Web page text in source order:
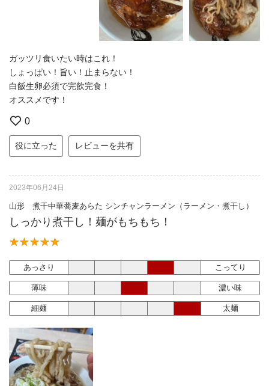
ガッツリ食いたい時はこれ！
しょっぱい！旨い！止まらない！
白飯生卵必須で完飲完食！
オススメです！
0
役に立った レビューを共有
2023年06月24日
山形 煮干中華蕎麦あらた シンチャンラーメン（ラーメン・煮干し）
しっかり煮干し！麺がもちもち！
あっさり こってり
薄味 濃い味
細麺 太麺